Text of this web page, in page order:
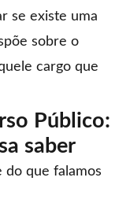
se existe uma
sobre o
cargo que
Público:
saber
do que falamos